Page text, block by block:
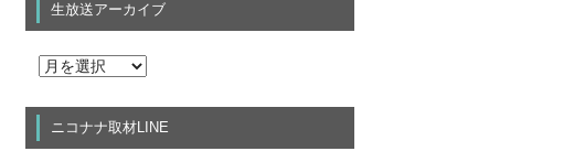
生放送アーカイブ
ニコナナ取材LINE